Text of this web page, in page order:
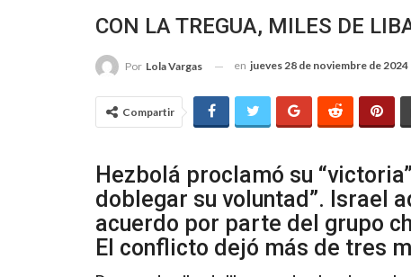
CON LA TREGUA, MILES DE
Por Lola Vargas en jueves 28 de noviembre de 2024
Compartir
Hezbolá proclamó su
doblegar su voluntad”. Israel
acuerdo por parte del grupo
El conflicto dejó más de tres